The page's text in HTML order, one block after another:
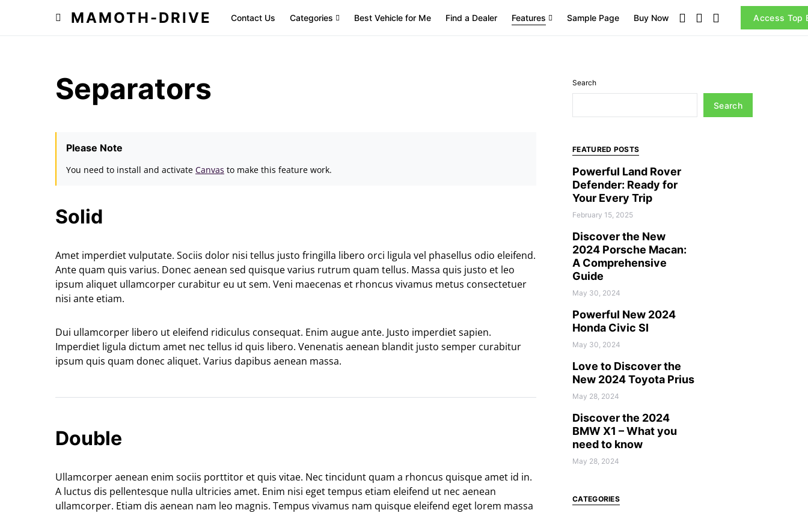
MAMOTH-DRIVE Contact Us Categories Best Vehicle for Me Find a Dealer Features Sample Page Buy Now Access Top
Separators
Please Note
You need to install and activate Canvas to make this feature work.
Solid
Amet imperdiet vulputate. Sociis dolor nisi tellus justo fringilla libero orci ligula vel phasellus odio eleifend.
Ante quam quis varius. Donec aenean sed quisque varius rutrum quam tellus. Massa quis justo et leo
ipsum aliquet ullamcorper curabitur eu ut sem. Veni maecenas et rhoncus vivamus metus consectetuer
nisi ante etiam.
Dui ullamcorper libero ut eleifend ridiculus consequat. Enim augue ante. Justo imperdiet sapien.
Imperdiet ligula dictum amet nec tellus id quis libero. Venenatis aenean blandit justo semper curabitur
ipsum quis quam donec aliquet. Varius dapibus aenean massa.
Double
Ullamcorper aenean enim sociis porttitor et quis vitae. Nec tincidunt quam a rhoncus quisque amet id in.
A luctus dis pellentesque nulla ultricies amet. Enim nisi eget tempus etiam eleifend ut nec aenean
ullamcorper. Etiam dis aenean nam leo magnis. Tempus vivamus nam quisque eleifend eget lorem massa
Search
Search
FEATURED POSTS
Powerful Land Rover
Defender: Ready for
Your Every Trip
February 15, 2025
Discover the New
2024 Porsche Macan:
A Comprehensive
Guide
May 30, 2024
Powerful New 2024
Honda Civic SI
May 30, 2024
Love to Discover the
New 2024 Toyota Prius
May 28, 2024
Discover the 2024
BMW X1 – What you
need to know
May 28, 2024
CATEGORIES